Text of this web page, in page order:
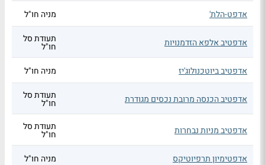
אדפט-הלת'
מניה חו"ל
אדפטיב אלפא הזדמנויות תעודת סל
חו"ל
אדפטיב ביוטכנולוג'יז
מניה חו"ל
אדפטיב הכנסה מרובת נכסים מגודרת תעודת סל
חו"ל
אדפטיב מניות נבחרות תעודת סל
חו"ל
אדפטימיון תרפיוטיקס
מניה חו"ל